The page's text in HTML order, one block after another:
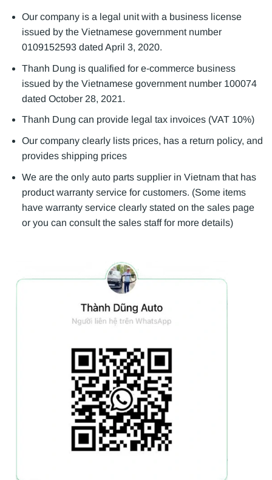
Our company is a legal unit with a business license
issued by the Vietnamese government number
0109152593 dated April 3, 2020.
Thanh Dung is qualified for e-commerce business
issued by the Vietnamese government number 100074
dated October 28, 2021.
Thanh Dung can provide legal tax invoices (VAT 10%)
Our company clearly lists prices, has a return policy, and
provides shipping prices
We are the only auto parts supplier in Vietnam that has
product warranty service for customers. (Some items
have warranty service clearly stated on the sales page
or you can consult the sales staff for more details)